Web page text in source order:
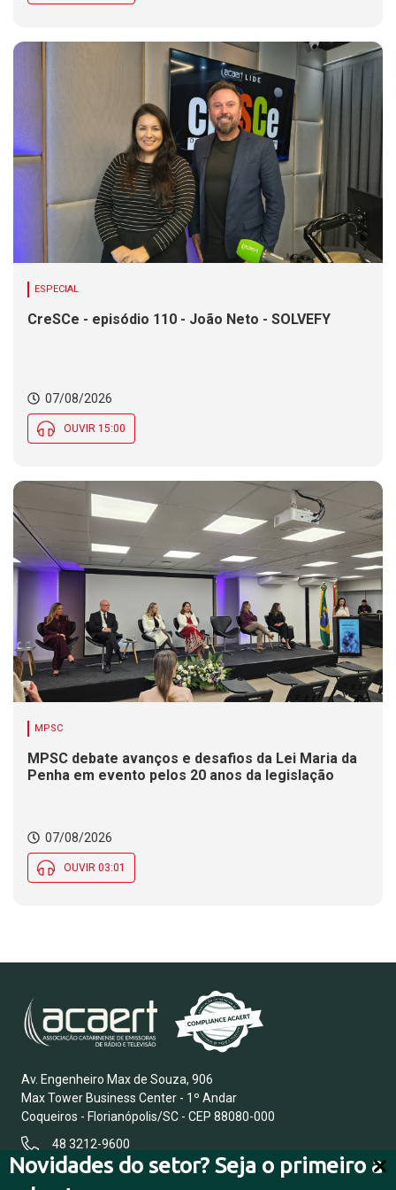
Novidades do setor? Seja o primeiro a
ESPECIAL
CreSCe - episódio 110 - João Neto - SOLVEFY
07/08/2026
OUVIR 15:00
MPSC
MPSC debate avanços e desafios da Lei Maria da
Penha em evento pelos 20 anos da legislação
07/08/2026
OUVIR 03:01
Av. Engenheiro Max de Souza, 906
Max Tower Business Center - 1º Andar
Coqueiros - Florianópolis/SC - CEP 88080-000
48 3212-9600